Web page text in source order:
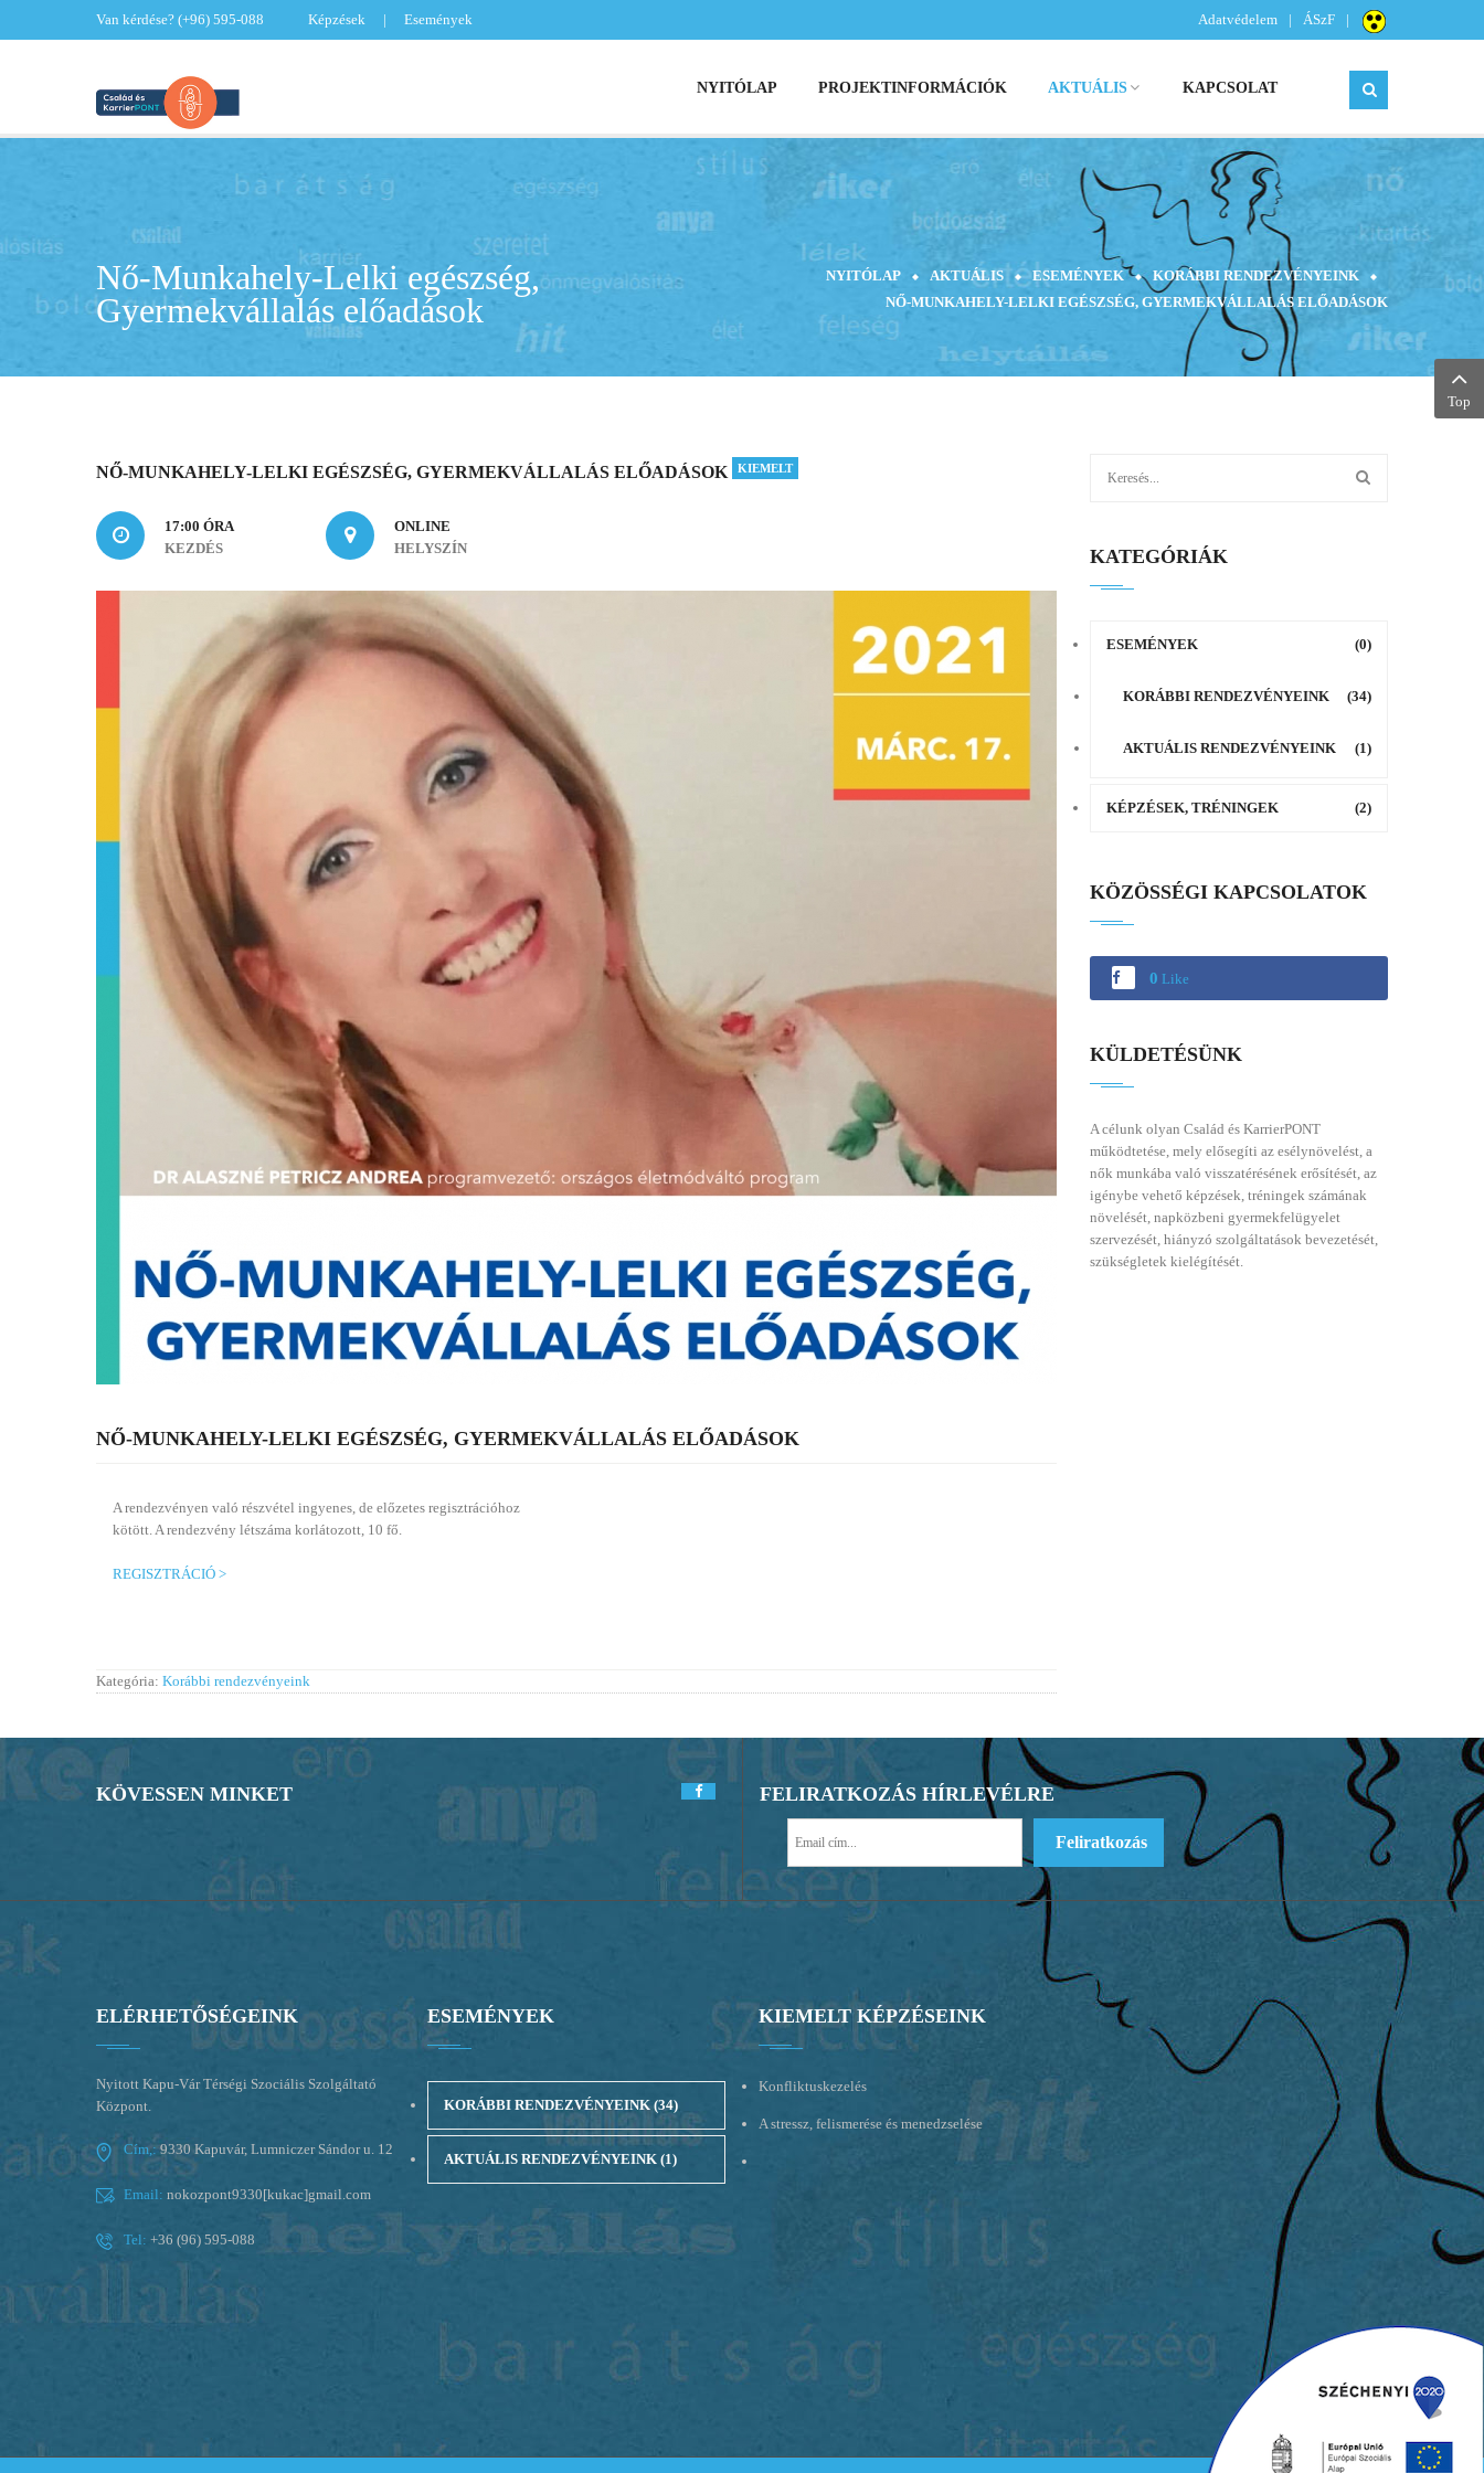
Van kérdése? (+96) 595-088 Képzések Események Adatvédelem ÁSzF
NYITÓLAP PROJEKTINFORMÁCIÓK AKTUÁLIS KAPCSOLAT
Nő-Munkahely-Lelki egészség,
Gyermekvállalás előadások
NYITÓLAP AKTUÁLIS ESEMÉNYEK
KORÁBBI RENDEZVÉNYEINK
NŐ-MUNKAHELY-LELKI EGÉSZSÉG, GYERMEKVÁLLALÁS ELŐADÁSOK
NŐ-MUNKAHELY-LELKI EGÉSZSÉG, GYERMEKVÁLLALÁS ELŐADÁSOK KIEMELT
17:00 ÓRA
KEZDÉS
ONLINE
HELYSZÍN
NŐ-MUNKAHELY-LELKI EGÉSZSÉG, GYERMEKVÁLLALÁS ELŐADÁSOK
A rendezvényen való részvétel ingyenes, de előzetes regisztrációhoz
kötött. A rendezvény létszáma korlátozott, 10 fő.
REGISZTRÁCIÓ >
Kategória: Korábbi rendezvényeink
KATEGÓRIÁK
ESEMÉNYEK (0)
KORÁBBI RENDEZVÉNYEINK (34)
AKTUÁLIS RENDEZVÉNYEINK (1)
KÉPZÉSEK, TRÉNINGEK (2)
KÖZÖSSÉGI KAPCSOLATOK
0 Like
KÜLDETÉSÜNK
A célunk olyan Család és KarrierPONT
működtetése, mely elősegíti az esélynövelést, a
nők munkába való visszatérésének erősítését, az
igénybe vehető képzések, tréningek számának
növelését, napközbeni gyermekfelügyelet
szervezését, hiányzó szolgáltatások bevezetését,
szükségletek kielégítését.
KÖVESSEN MINKET FELIRATKOZÁS HÍRLEVÉLRE
ELÉRHETŐSÉGEINK
Nyitott Kapu-Vár Térségi Szociális Szolgáltató
Központ.
Cím,:9330 Kapuvár, Lumniczer Sándor u. 12
Email: nokozpont9330[kukac]gmail.com
Tel: +36 (96) 595-088
ESEMÉNYEK
KORÁBBI RENDEZVÉNYEINK (34)
AKTUÁLIS RENDEZVÉNYEINK (1)
KIEMELT KÉPZÉSEINK
Konfliktuskezelés
A stressz, felismerése és menedzselése
Top